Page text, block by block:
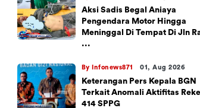
Aksi Sadis Begal Aniaya
Pengendara Motor Hingga
Meninggal Di Tempat Di Jln
...
By Infonews871 01, Aug 2026
Keterangan Pers Kepala BGN
Terkait Anomali Aktifitas
414 SPPG